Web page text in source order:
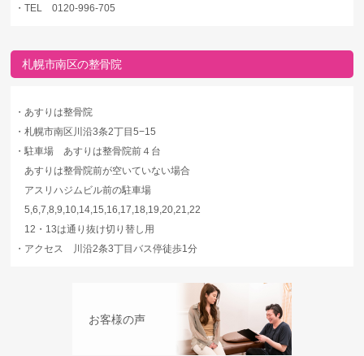
・TEL 0120-996-705
札幌市南区の整骨院
・あすりは整骨院
・札幌市南区川沿3条2丁目5−15
・駐車場 あすりは整骨院前４台
あすりは整骨院前が空いていない場合
アスリハジムビル前の駐車場
5,6,7,8,9,10,14,15,16,17,18,19,20,21,22
12・13は通り抜け切り替し用
・ アクセス 川沿2条3丁目バス停徒歩1分
お客様の声